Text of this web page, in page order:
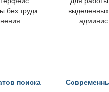
без труда
ыделенных
поиска